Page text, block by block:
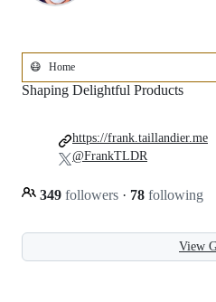
😷 Home
Shaping Delightful Products
349 followers · 78 following
https://frank.taillandier.me
@FrankTLDR
View